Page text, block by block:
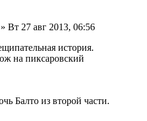
» Вт 27 авг 2013, 06:56
история.
на пиксаровский
Балто из второй части.